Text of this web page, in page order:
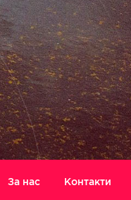
За нас Контакти